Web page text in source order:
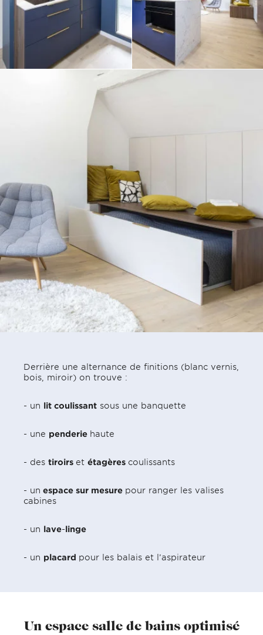
Derrière une alternance de finitions (blanc vernis,
bois, miroir) on trouve :
- un lit coulissant sous une banquette
- une penderie haute
- des tiroirs et étagères coulissants
- un espace sur mesure pour ranger les valises
cabines
- un lave-linge
- un placard pour les balais et l’aspirateur
Un espace salle de bains optimisé